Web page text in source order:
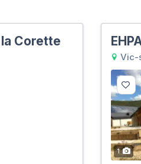
la Corette
Vic-
1